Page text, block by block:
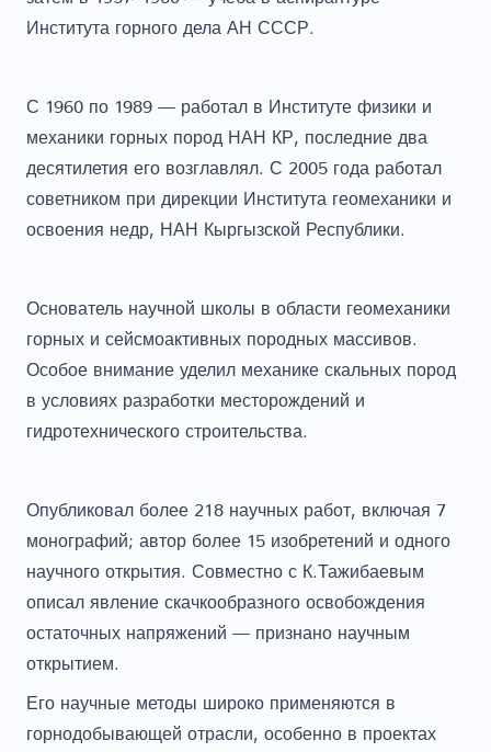
Института горного дела АН СССР.
С 1960 по 1989 — работал в Институте физики и
механики горных пород НАН КР, последние два
десятилетия его возглавлял. С 2005 года работал
советником при дирекции Института геомеханики и
освоения недр, НАН Кыргызской Республики.
Основатель научной школы в области геомеханики
горных и сейсмоактивных породных массивов.
Особое внимание уделил механике скальных пород
в условиях разработки месторождений и
гидротехнического строительства.
Опубликовал более 218 научных работ, включая 7
монографий; автор более 15 изобретений и одного
научного открытия. Совместно с К.Тажибаевым
описал явление скачкообразного освобождения
остаточных напряжений — признано научным
открытием.
Его научные методы широко применяются в
горнодобывающей отрасли, особенно в проектах